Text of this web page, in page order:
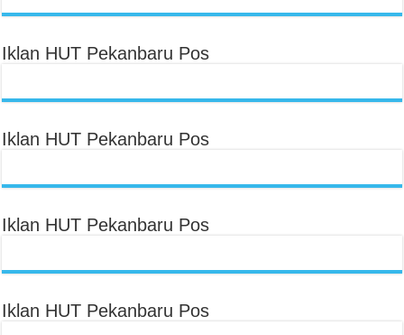
Iklan HUT Pekanbaru Pos
Iklan HUT Pekanbaru Pos
Iklan HUT Pekanbaru Pos
Iklan HUT Pekanbaru Pos